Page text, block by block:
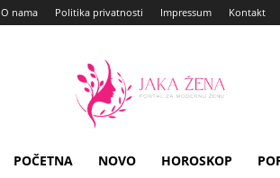
O nama Politika privatnosti Impressum Kontakt
Zena
POČETNA NOVO HOROSKOP